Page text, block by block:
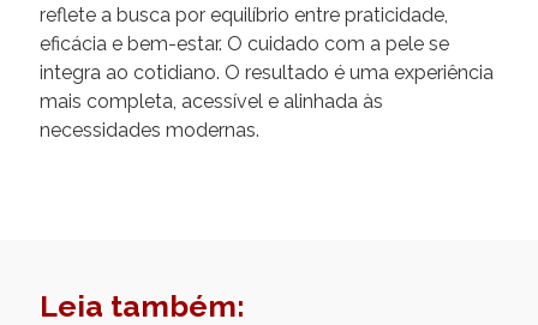
reflete a busca por equilíbrio entre praticidade,
eficácia e bem-estar. O cuidado com a pele se
integra ao cotidiano. O resultado é uma experiência
mais completa, acessível e alinhada às
necessidades modernas.
Leia também: